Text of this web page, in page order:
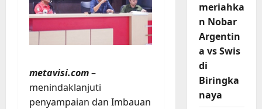
metavisi.com–
menindaklanjuti
penyampaian dan Imbauan
meriahka
n Nobar
Argentin
a vs Swis
di
Biringka
naya